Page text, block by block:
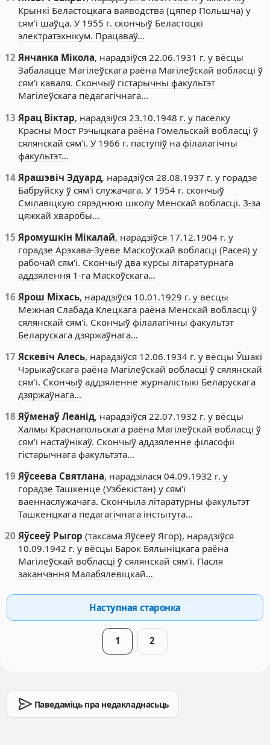
Крынкі Беластоцкага ваяводства (цяпер Польшча) у
сям'і шаўца. У 1955 г. скончыў Беластоцкі
электратэхнікум. Працаваў…
12 Янчанка Мікола, нарадзіўся 22.06.1931 г. у вёсцы
Забалацце Магілеўскага раёна Магілеўскай вобласці ў
сям'і каваля. Скончыў гістарычны факультэт
Магілеўскага педагагічнага…
13 Ярац Віктар, нарадзіўся 23.10.1948 г. у пасёлку
Красны Мост Рэчыцкага раёна Гомельскай вобласці ў
сялянскай сям'і. У 1966 г. паступіў на філалагічны
факультэт…
14 Ярашэвіч Эдуард, нарадзіўся 28.08.1937 г. у горадзе
Бабруйску ў сям'і служачага. У 1954 г. скончыў
Смілавіцкую сярэднюю школу Менскай вобласці. З-за
цяжкай хваробы…
15 Яромушкін Мікалай, нарадзіўся 17.12.1904 г. у
горадзе Арэхава-Зуеве Маскоўскай вобласці (Расея) у
рабочай сям'і. Скончыў два курсы літаратурнага
аддзялення 1-га Маскоўскага…
16 Ярош Міхась, нарадзіўся 10.01.1929 г. у вёсцы
Межная Слабада Клецкага раёна Менскай вобласці ў
сялянскай сям'і. Скончыў філалагічны факультэт
Беларускага дзяржаўнага…
17 Яскевіч Алесь, нарадзіўся 12.06.1934 г. у вёсцы Ўшакі
Чэрыкаўскага раёна Магілеўскай вобласці ў сялянскай
сям'і. Скончыў аддзяленне журналістыкі Беларускага
дзяржаўнага…
18 Яўменаў Леанід, нарадзіўся 22.07.1932 г. у вёсцы
Халмы Краснапольскага раёна Магілеўскай вобласці ў
сям'і настаўнікаў. Скончыў аддзяленне філасофіі
гістарычнага факультэта…
19 Яўсеева Святлана, нарадзілася 04.09.1932 г. у
горадзе Ташкенце (Узбекістан) у сям'і
ваеннаслужачага. Скончыла літаратурны факультэт
Ташкенцкага педагагічнага інстытута…
20 Яўсееў Рыгор (таксама Яўсееў Ягор), нарадзіўся
10.09.1942 г. у вёсцы Барок Бялыніцкага раёна
Магілеўскай вобласці ў сялянскай сям'і. Пасля
заканчэння Малабялевіцкай…
Наступная старонка
1 2
Паведаміць пра недакладнасьць